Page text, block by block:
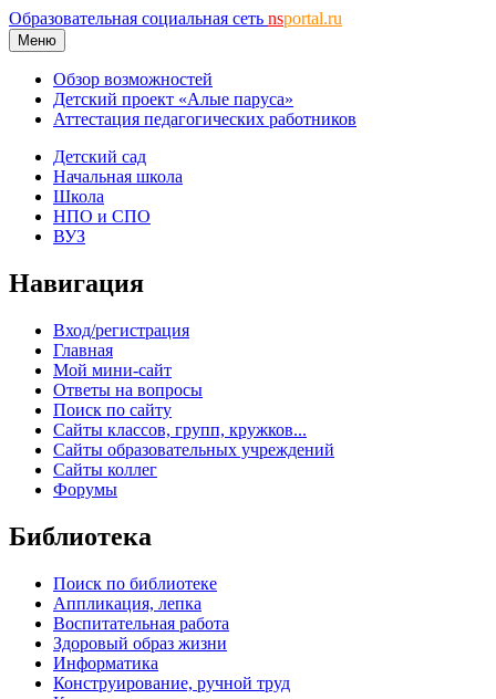
Образовательная социальная сеть nsportal.ru
Меню
Обзор возможностей
Детский проект «Алые паруса»
Аттестация педагогических работников
Детский сад
Начальная школа
Школа
НПО и СПО
ВУЗ
Навигация
Вход/регистрация
Главная
Мой мини-сайт
Ответы на вопросы
Поиск по сайту
Сайты классов, групп, кружков...
Сайты образовательных учреждений
Сайты коллег
Форумы
Библиотека
Поиск по библиотеке
Аппликация, лепка
Воспитательная работа
Здоровый образ жизни
Информатика
Конструирование, ручной труд